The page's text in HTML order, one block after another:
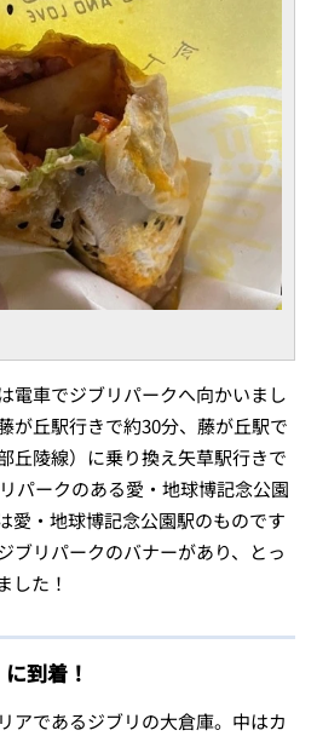
電車でジブリパークへ向かいまし
が丘駅行きで約30分、藤が丘駅で
丘陵線） に乗り換え矢草駅行きで
パークのある愛・地球博記念公園
愛・地球博記念公園駅のものです
ブリパークのバナーがあり、とっ
した！
到着！
アであるジブリの大倉庫。中はカ